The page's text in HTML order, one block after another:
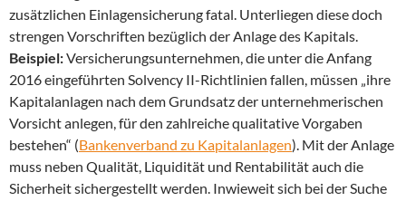
zusätzlichen Einlagensicherung fatal. Unterliegen diese doch
strengen Vorschriften bezüglich der Anlage des Kapitals.
Beispiel:Versicherungsunternehmen, die unter die Anfang
2016 eingeführten Solvency II-Richtlinien fallen, müssen „ihre
Kapitalanlagen nach dem Grundsatz der unternehmerischen
Vorsicht anlegen, für den zahlreiche qualitative Vorgaben
bestehen“ (Bankenverband zu Kapitalanlagen). Mit der Anlage
muss neben Qualität, Liquidität und Rentabilität auch die
Sicherheit sichergestellt werden. Inwieweit sich bei der Suche